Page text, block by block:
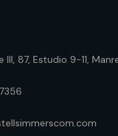
III, 87, Estudio 9-11,